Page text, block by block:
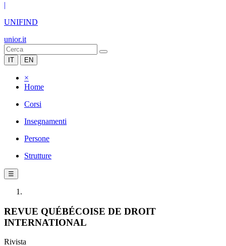
|
UNIFIND
unior.it
IT EN
×
Home
Corsi
Insegnamenti
Persone
Strutture
☰
REVUE QUÉBÉCOISE DE DROIT
INTERNATIONAL
Rivista